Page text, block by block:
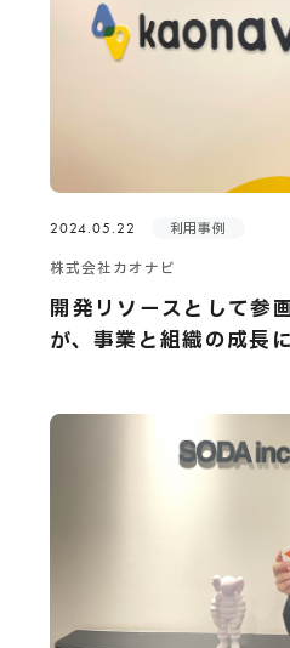
2024.05.22 利用事例
株式会社カオナビ
開発リソースとして参
が、事業と組織の成長